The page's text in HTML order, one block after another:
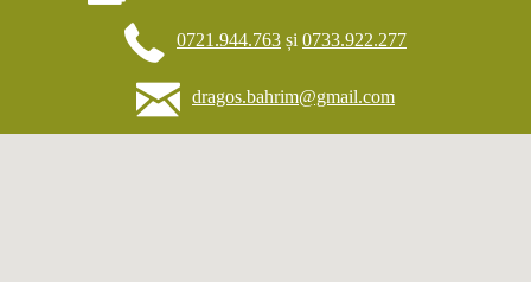
0721.944.763 și 0733.922.277
dragos.bahrim@gmail.com